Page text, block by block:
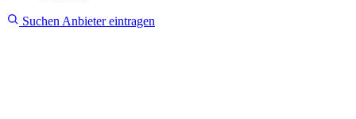
Suchen Anbieter eintragen